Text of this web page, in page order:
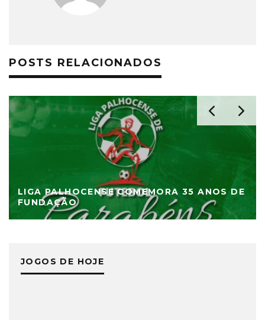
POSTS RELACIONADOS
LIGA PALHOCENSE COMEMORA 35 ANOS DE
FUNDAÇÃO
JOGOS DE HOJE